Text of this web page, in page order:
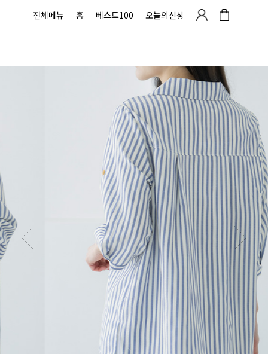
전체메뉴 홈 베스트100 오늘의신상